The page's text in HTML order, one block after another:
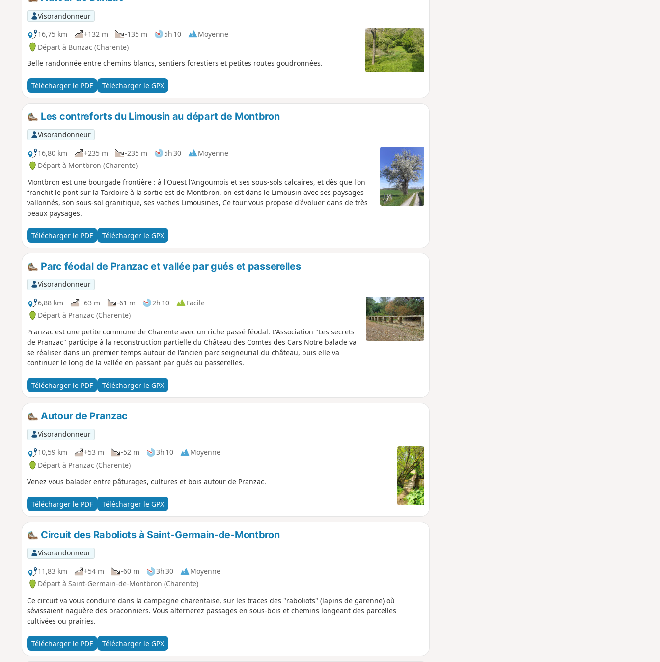
Visorandonneur
16,75 km
+132 m -135 m 5h 10
Moyenne
Départ à Bunzac (Charente)
Belle randonnée entre chemins blancs, sentiers forestiers et petites routes goudronnées.
Télécharger le PDF Télécharger le GPX
Les contreforts du Limousin au départ de Montbron
Visorandonneur
16,80 km
+235 m -235 m 5h 30
Moyenne
Départ à Montbron (Charente)
Montbron est une bourgade frontière : à l'Ouest l'Angoumois et ses sous-sols calcaires, et dès que l'on
franchit le pont sur la Tardoire à la sortie est de Montbron, on est dans le Limousin avec ses paysages
vallonnés, son sous-sol granitique, ses vaches Limousines, Ce tour vous propose d'évoluer dans de très
beaux paysages.
Télécharger le PDF Télécharger le GPX
Parc féodal de Pranzac et vallée par gués et passerelles
Visorandonneur
6,88 km
+63 m -61 m 2h 10
Facile
Départ à Pranzac (Charente)
Pranzac est une petite commune de Charente avec un riche passé féodal. L'Association "Les secrets
de Pranzac" participe à la reconstruction partielle du Château des Comtes des Cars.Notre balade va
se réaliser dans un premier temps autour de l'ancien parc seigneurial du château, puis elle va
continuer le long de la vallée en passant par gués ou passerelles.
Télécharger le PDF Télécharger le GPX
Autour de Pranzac
Visorandonneur
10,59 km
+53 m -52 m 3h 10
Moyenne
Départ à Pranzac (Charente)
Venez vous balader entre pâturages, cultures et bois autour de Pranzac.
Télécharger le PDF Télécharger le GPX
Circuit des Raboliots à Saint-Germain-de-Montbron
Visorandonneur
11,83 km
+54 m -60 m 3h 30
Moyenne
Départ à Saint-Germain-de-Montbron (Charente)
Ce circuit va vous conduire dans la campagne charentaise, sur les traces des "raboliots" (lapins de garenne) où
sévissaient naguère des braconniers. Vous alternerez passages en sous-bois et chemins longeant des parcelles
cultivées ou prairies.
Télécharger le PDF Télécharger le GPX